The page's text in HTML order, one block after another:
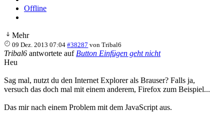
Offline
Mehr
09 Dez. 2013 07:04 #38287 vonTribal6
Tribal6 antwortete auf Button Einfügen geht nicht
Heu
Sag mal, nutzt du den Internet Explorer als Brauser? Falls ja,
versuch das doch mal mit einem anderem, Firefox zum Beispiel...
Das mir nach einem Problem mit dem JavaScript aus.